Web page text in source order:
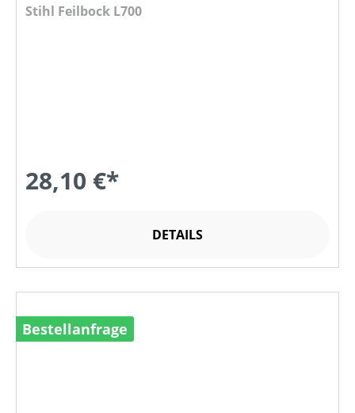
Stihl Feilbock L700
28,10 €*
DETAILS
Bestellanfrage